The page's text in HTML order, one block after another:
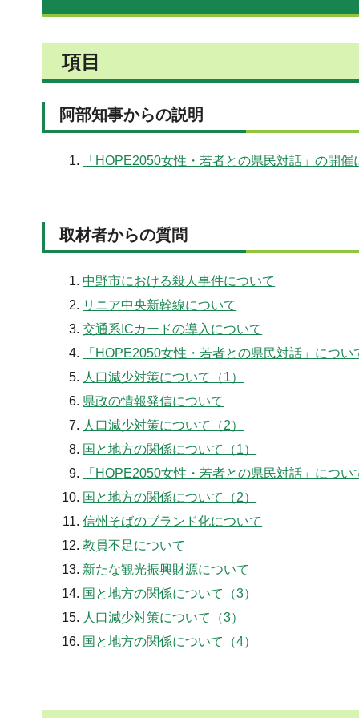
項目
阿部知事からの説明
「HOPE2050女性・若者との県民対話」の開催
取材者からの質問
中野市における殺人事件について
リニア中央新幹線について
交通系ICカードの導入について
「HOPE2050女性・若者との県民対話」につい
人口減少対策について（1）
県政の情報発信について
人口減少対策について（2）
国と地方の関係について（1）
「HOPE2050女性・若者との県民対話」につい
国と地方の関係について（2）
信州そばのブランド化について
教員不足について
新たな観光振興財源について
国と地方の関係について（3）
人口減少対策について（3）
国と地方の関係について（4）